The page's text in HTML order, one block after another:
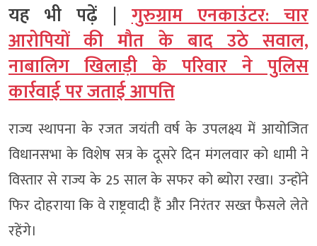
यह भी पढ़ें |गुरुग्राम एनकाउंटर: चार
आरोपियों की मौत के बाद उठे सवाल,
नाबालिग खिलाड़ी के परिवार ने पुलिस
कार्रवाई पर जताई आपत्ति
राज्य स्थापना के रजत जयंती वर्ष के उपलक्ष्य में आयोजित
विधानसभा के विशेष सत्र के दूसरे दिन मंगलवार को धामी ने
विस्तार से राज्य के 25 साल के सफर को ब्योरा रखा। उन्होंने
फिर दोहराया कि वे राष्ट्रवादी हैं और निरंतर सख्त फैसले लेते
रहेंगे।